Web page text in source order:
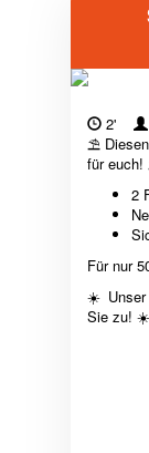
2'
⛱
für
2
Für nur
☀️ Unser
Sie zu! ☀️